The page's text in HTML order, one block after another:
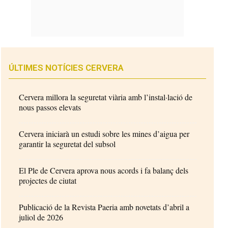
ÚLTIMES NOTÍCIES CERVERA
Cervera millora la seguretat viària amb l’instal·lació de
nous passos elevats
Cervera iniciarà un estudi sobre les mines d’aigua per
garantir la seguretat del subsol
El Ple de Cervera aprova nous acords i fa balanç dels
projectes de ciutat
Publicació de la Revista Paeria amb novetats d’abril a
juliol de 2026